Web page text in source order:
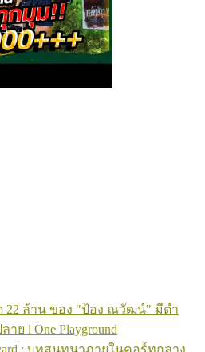
22 ล้าน ของ "ป้อง ณวัฒน์" มีตำ
ย l One Playground